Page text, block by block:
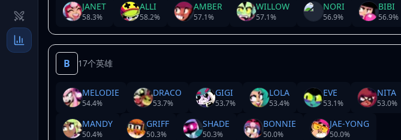
JANET
58.3%
ALLI
58.2%
AMBER
57.1%
WILLOW
57.1%
NORI
56.9%
BIBI
56.9%
B 17个英雄
MELODIE
54.4%
DRACO
53.7%
GIGI
53.7%
LOLA
53.4%
EVE
53.1%
NITA
53.0%
MANDY
50.4%
GRIFF
50.3%
SHADE
50.3%
BONNIE
50.0%
JAE-YONG
50.0%